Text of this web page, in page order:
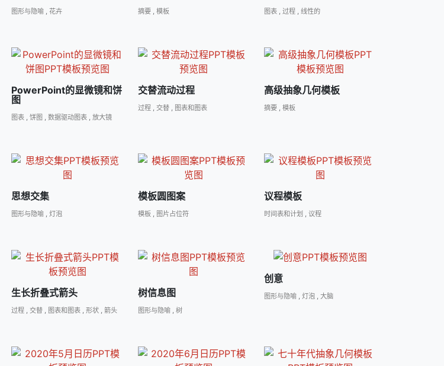
图形与隐喻, 花卉 摘要, 模板 图表 ,过程 ,线性的
PowerPoint的显微镜和饼
图
图表, 饼图 , 数据驱动图表, 放大镜
交替流动过程
过程, 交替, 图表和图表
高级抽象几何模板
摘要 ,模板
思想交集
图形与隐喻, 灯泡
模板圆图案
模板 , 图片占位符
议程模板
时间表和计划 ,议程
生长折叠式箭头
过程, 交替, 图表和图表, 形状, 箭头
树信息图
图形与隐喻, 树
创意
图形与隐喻 , 灯泡 ,大脑